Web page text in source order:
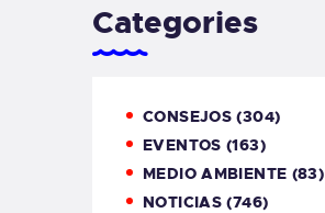
Categories
CONSEJOS (304)
EVENTOS (163)
MEDIO AMBIENTE (83)
NOTICIAS (746)